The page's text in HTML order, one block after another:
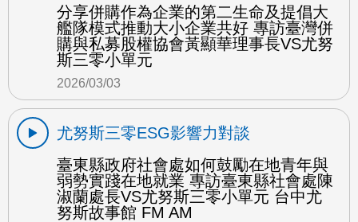
分享併購作為企業的第二生命及提倡大
艦隊模式推動大小企業共好 專訪臺灣併
購與私募股權協會黃顯華理事長VS尤努
斯三零小單元
2026/03/03
尤努斯三零ESG影響力對談
臺東縣政府社會處如何鼓勵在地青年與
弱勢實踐在地就業 專訪臺東縣社會處陳
淑蘭處長VS尤努斯三零小單元 台中尤
努斯故事館 FM AM